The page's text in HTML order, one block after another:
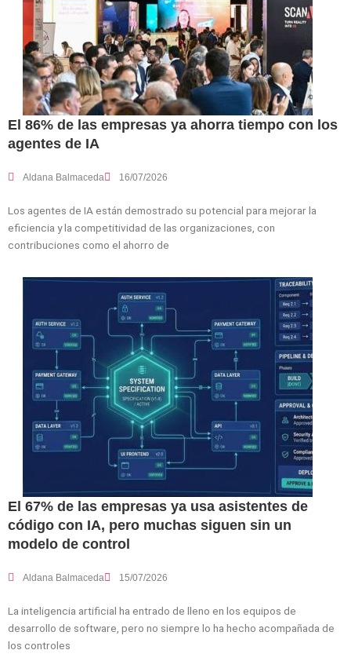
El 86% de las empresas ya ahorra tiempo con los
agentes de IA
Aldana Balmaceda 16/07/2026
Los agentes de IA están demostrado su potencial para mejorar la
eficiencia y la competitividad de las organizaciones, con
contribuciones como el ahorro de
El 67% de las empresas ya usa asistentes de
código con IA, pero muchas siguen sin un
modelo de control
Aldana Balmaceda 15/07/2026
La inteligencia artificial ha entrado de lleno en los equipos de
desarrollo de software, pero no siempre lo ha hecho acompañada de
los controles